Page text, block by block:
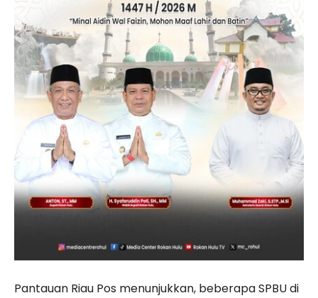
Pantauan Riau Pos menunjukkan, beberapa SPBU di